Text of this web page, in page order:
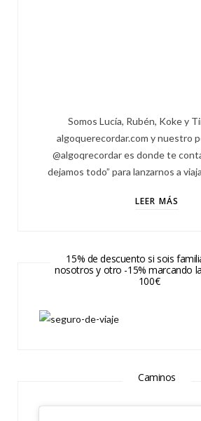
Somos Lucía, Rubén, Koke y
algoquerecordar.com y nuestro
@algoqrecordar es donde te
dejamos todo” para lanzarnos a
LEER MÁS
15% de descuento si sois
nosotros y otro -15% marcando
100€
Caminos